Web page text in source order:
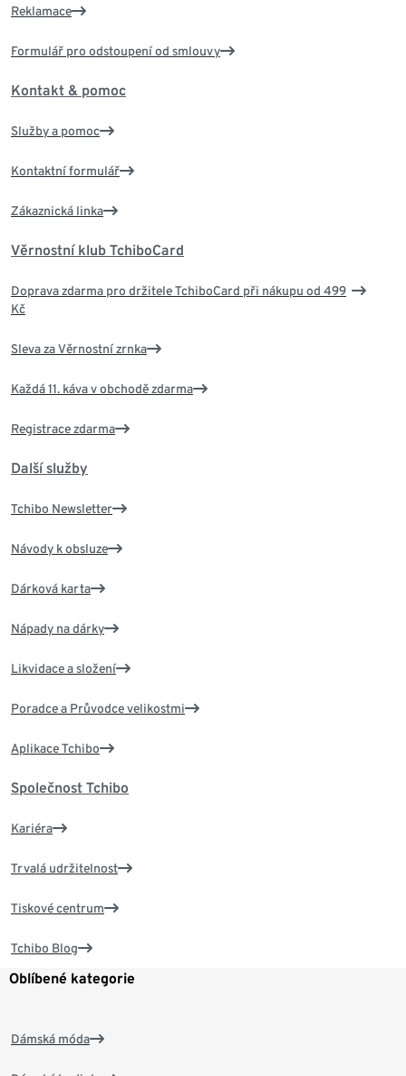
Reklamace
Formulář pro odstoupení od smlouvy
Kontakt & pomoc
Služby a pomoc
Kontaktní formulář
Zákaznická linka
Věrnostní klub TchiboCard
Doprava zdarma pro držitele TchiboCard při nákupu od 499
Kč
Sleva za Věrnostní zrnka
Každá 11. káva v obchodě zdarma
Registrace zdarma
Další služby
Tchibo Newsletter
Návody k obsluze
Dárková karta
Nápady na dárky
Likvidace a složení
Poradce a Průvodce velikostmi
Aplikace Tchibo
Společnost Tchibo
Kariéra
Trvalá udržitelnost
Tiskové centrum
Tchibo Blog
Oblíbené kategorie
Dámská móda